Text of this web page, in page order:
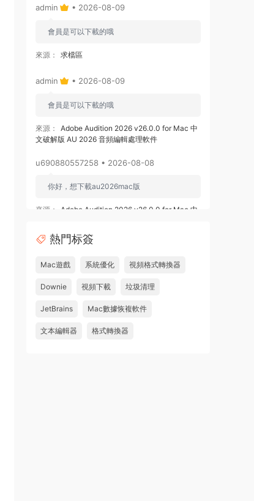
admin • 2026-08-09
會員是可以下載的哦
來源： 求檔區
admin • 2026-08-09
會員是可以下載的哦
來源：
Adobe Audition 2026 v26.0.0 for Mac 中
文破解版 AU 2026 音頻編輯處理軟件
u690880557258 • 2026-08-08
你好，想下載au2026mac版
來源：
Adobe Audition 2026 v26.0.0 for Mac 中
u878525109508 • 2026-08-08
求 ishot pro 2.6.8破解版
來源： 求檔區
熱門标簽
Mac遊戲 系統優化 視頻格式轉換器
Downie 視頻下載 垃圾清理
JetBrains Mac數據恢複軟件
文本編輯器 格式轉換器